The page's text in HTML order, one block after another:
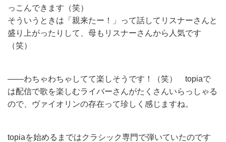
っこんできます（笑）
そういうときは「親来たー！」って話してリスナーさんと
盛り上がったりして、母もリスナーさんから人気です
（笑）
——わちゃわちゃしてて楽しそうです！（笑） topiaで
は配信で歌を楽しむライバーさんがたくさんいらっしゃる
ので、ヴァイオリンの存在って珍しく感じますね。
topiaを始めるまではクラシック専門で弾いていたのです